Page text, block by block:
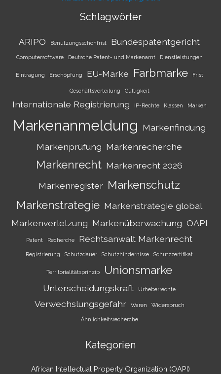
Schlagwörter
ARIPO Benutzungsschonfrist Bundespatentgericht
Computersoftware Deutsche Patent- und Markenamt Dienstleistungen
Eintragung Erschöpfung EU-Marke Farbmarke Frist
Geschäftsverteilung Gültigkeit
Internationale Registrierung IP-Rechte Klassen Marken
Markenanmeldung Markenfindung
Markenprüfung Markenrecherche
Markenrecht Markenrecht 2026
Markenregister Markenschutz
Markenstrategie Markenstrategie global
Markenverletzung Markenüberwachung OAPI
Patent Recherche Rechtsanwalt Markenrecht
Registrierung Schutzdauer Schutzhindernisse Schutzzertifikat
Territorialitätsprinzip Unionsmarke
Unterscheidungskraft Urheberrechte
Verwechslungsgefahr Waren Widerspruch
Ähnlichkeitsrecherche
Kategorien
African Intellectual Property Organization (OAPI)